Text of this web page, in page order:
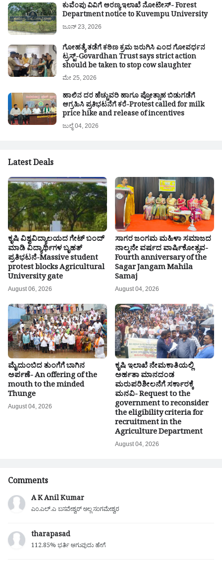
ಕುವೆಂಪು ವಿವಿಗೆ ಅರಣ್ಯ ಇಲಾಖೆ ನೋಟೀಸ್- Forest
Department notice to Kuvempu University
ಜೂನ್ 23, 2026
ಗೋಹತ್ಯೆ ತಡೆಗೆ ಕಠಿಣ ಕ್ರಮ ಜರುಗಿಸಿ ಎಂದ ಗೋವರ್ಧನ
ಟ್ರಸ್ಟ್-Govardhan Trust says strict action
should be taken to stop cow slaughter
ಮೇ 25, 2026
ಹಾಲಿನ ದರ ಹೆಚ್ಚುವರಿ ಹಾಗೂ ಪ್ರೋತ್ಸಾಹ ಬಿಡುಗಡೆಗೆ
ಆಗ್ರಹಿಸಿ ಪ್ರತಿಭಟನೆಗೆ ಕರೆ-Protest called for milk
price hike and release of incentives
ಜುಲೈ 04, 2026
Latest Deals
ಕೃಷಿ ವಿಶ್ವವಿದ್ಯಾಲಯದ ಗೇಟ್ ಬಂದ್
ಮಾಡಿ ವಿದ್ಯಾರ್ಥಿಗಳ ಬೃಹತ್
ಪ್ರತಿಭಟನೆ-Massive student
protest blocks Agricultural
University gate
August 06, 2026
ಸಾಗರ ಜಂಗಮ ಮಹಿಳಾ ಸಮಾಜದ
ನಾಲ್ಕನೇ ವರ್ಷದ ವಾರ್ಷಿಕೋತ್ಸವ-
Fourth anniversary of the
Sagar Jangam Mahila
Samaj
August 04, 2026
ಮೈದುಂಬಿದ ತುಂಗೆಗೆ ಬಾಗಿನ
ಅರ್ಪಣೆ- An offering of the
mouth to the minded
Thunge
August 04, 2026
ಕೃಷಿ ಇಲಾಖೆ ನೇಮಕಾತಿಯಲ್ಲಿ
ಅರ್ಹತಾ ಮಾನದಂಡ
ಮರುಪರಿಶೀಲನೆಗೆ ಸರ್ಕಾರಕ್ಕೆ
ಮನವಿ- Request to the
government to reconsider
the eligibility criteria for
recruitment in the
Agriculture Department
August 04, 2026
Comments
A K Anil Kumar
ಎಂ.ಎಲ್.ಎ ಬಸವೇಶ್ವರ್ ಅಲ್ಲ ಸಂಗಮೇಶ್ವರ
tharapasad
112.85% ಭರ್ತಿ ಆಗುವುದು ಹೇಗೆ